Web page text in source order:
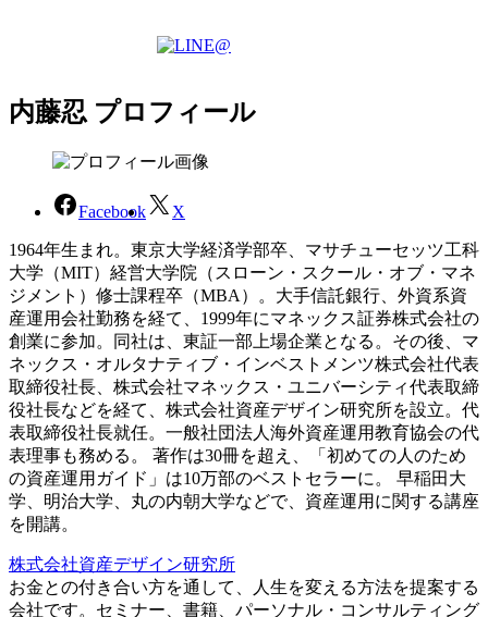
内藤忍 プロフィール
Facebook X
1964年生まれ。東京大学経済学部卒、マサチューセッツ工科
大学（MIT）経営大学院（スローン・スクール・オブ・マネ
ジメント）修士課程卒（MBA）。大手信託銀行、外資系資
産運用会社勤務を経て、1999年にマネックス証券株式会社の
創業に参加。同社は、東証一部上場企業となる。その後、マ
ネックス・オルタナティブ・インベストメンツ株式会社代表
取締役社長、株式会社マネックス・ユニバーシティ代表取締
役社長などを経て、株式会社資産デザイン研究所を設立。代
表取締役社長就任。一般社団法人海外資産運用教育協会の代
表理事も務める。 著作は30冊を超え、「初めての人のため
の資産運用ガイド」は10万部のベストセラーに。 早稲田大
学、明治大学、丸の内朝大学などで、資産運用に関する講座
を開講。
株式会社資産デザイン研究所
お金との付き合い方を通して、人生を変える方法を提案する
会社です。セミナー、書籍、パーソナル・コンサルティング